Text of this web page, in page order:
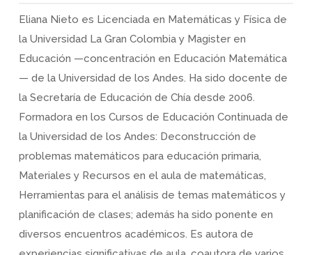
Eliana Nieto es Licenciada en Matemáticas y Física de
la Universidad La Gran Colombia y Magister en
Educación —concentración en Educación Matemática
— de la Universidad de los Andes. Ha sido docente de
la Secretaría de Educación de Chía desde 2006.
Formadora en los Cursos de Educación Continuada de
la Universidad de los Andes: Deconstrucción de
problemas matemáticos para educación primaria,
Materiales y Recursos en el aula de matemáticas,
Herramientas para el análisis de temas matemáticos y
planificación de clases; además ha sido ponente en
diversos encuentros académicos. Es autora de